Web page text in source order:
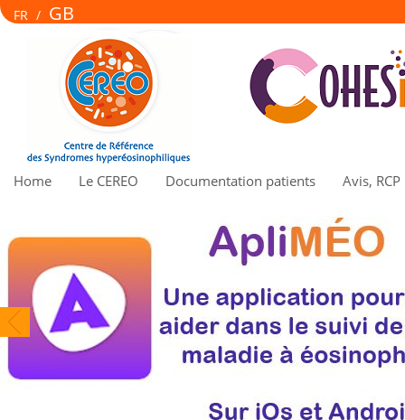
FR / GB
Home Le CEREO Documentation patients Avis, RCP